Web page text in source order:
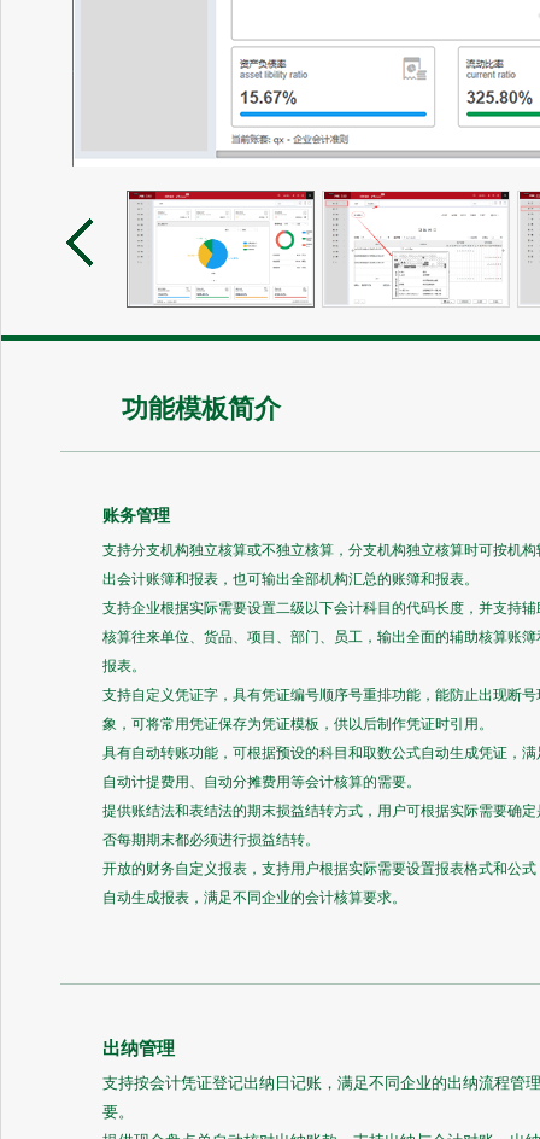
功能模板简介
账务管理
支持分支机构独立核算或不独立核算，分支机构独立核算时可按机构
出会计账簿和报表，也可输出全部机构汇总的账簿和报表。
支持企业根据实际需要设置二级以下会计科目的代码长度，并支持辅
核算往来单位、货品、项目、部门、员工，输出全面的辅助核算账簿
报表。
支持自定义凭证字，具有凭证编号顺序号重排功能，能防止出现断号
象，可将常用凭证保存为凭证模板，供以后制作凭证时引用。
具有自动转账功能，可根据预设的科目和取数公式自动生成凭证，满
自动计提费用、自动分摊费用等会计核算的需要。
提供账结法和表结法的期末损益结转方式，用户可根据实际需要确定
否每期期末都必须进行损益结转。
开放的财务自定义报表，支持用户根据实际需要设置报表格式和公式
自动生成报表，满足不同企业的会计核算要求。
出纳管理
支持按会计凭证登记出纳日记账，满足不同企业的出纳流程管
要。